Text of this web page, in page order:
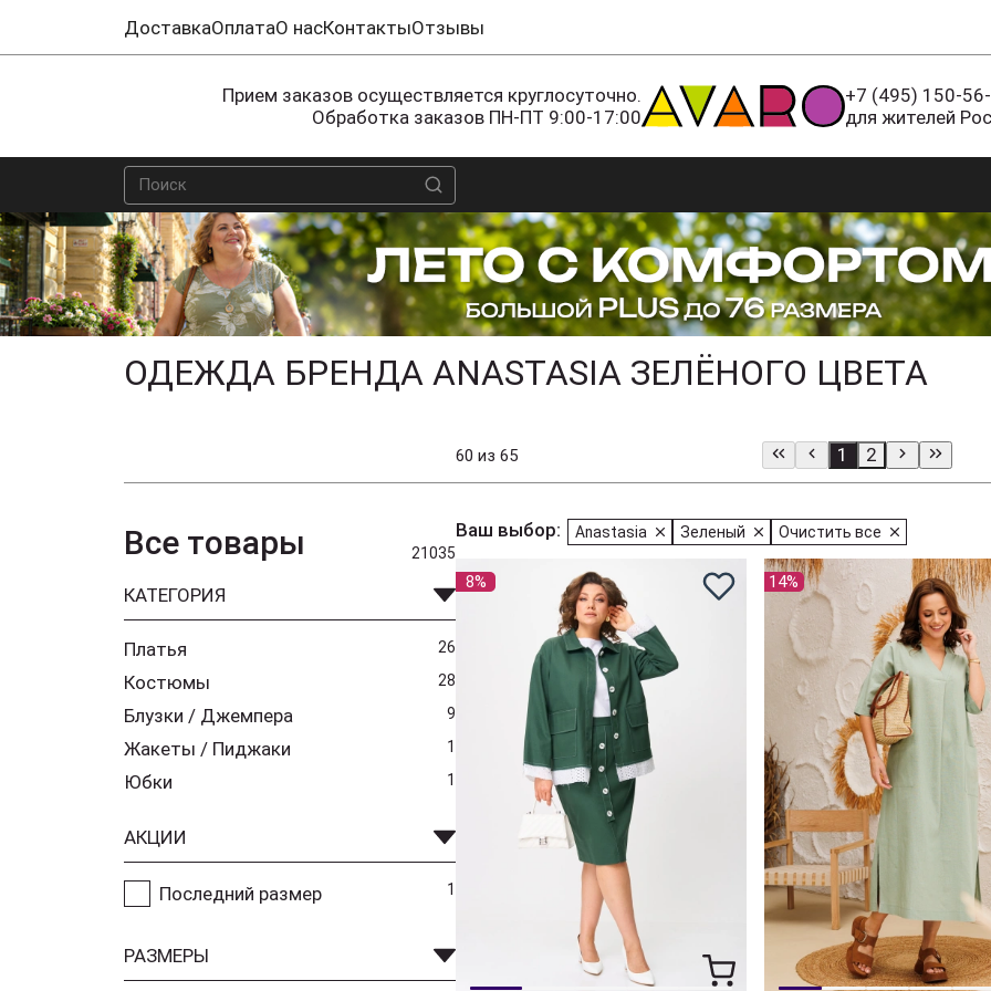
ДоставкаОплатаО насКонтактыОтзывы
Прием заказов осуществляется круглосуточно.
Обработка заказов ПН-ПТ 9:00-17:00
+7 (495) 150-
для жителей
ОДЕЖДА БРЕНДА ANASTASIA ЗЕЛЁНОГО ЦВЕТА
60 из 65 1 2
Все товары 21035
КАТЕГОРИЯ
Платья 26
Костюмы 28
Блузки / Джемпера 9
Жакеты / Пиджаки 1
Юбки 1
АКЦИИ
Последний размер 1
РАЗМЕРЫ
Ваш выбор: Anastasia Зеленый Очистить все
8% 14%